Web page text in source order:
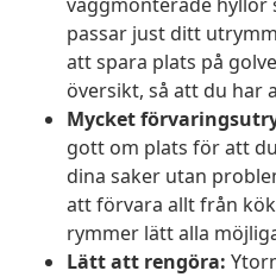
passar just ditt
att spara plats på
översikt, så att du har
Mycket
gott om plats för att
dina saker utan
att förvara allt från
rymmer lätt alla
Lätt att rengöra: